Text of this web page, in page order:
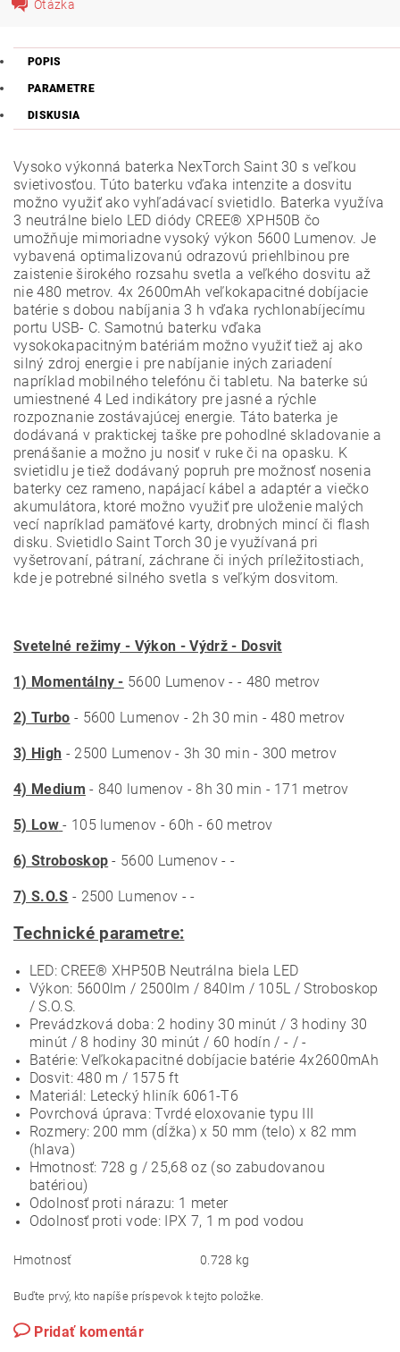
Otázka
POPIS
PARAMETRE
DISKUSIA
Vysoko výkonná baterka NexTorch Saint 30 s veľkou
svietivosťou. Túto baterku vďaka intenzite a dosvitu
možno využiť ako vyhľadávací svietidlo. Baterka využíva
3 neutrálne bielo LED diódy CREE® XPH50B čo
umožňuje mimoriadne vysoký výkon 5600 Lumenov. Je
vybavená optimalizovanú odrazovú priehlbinou pre
zaistenie širokého rozsahu svetla a veľkého dosvitu až
nie 480 metrov. 4x 2600mAh veľkokapacitné dobíjacie
batérie s dobou nabíjania 3 h vďaka rychlonabíjecímu
portu USB- C. Samotnú baterku vďaka
vysokokapacitným batériám možno využiť tiež aj ako
silný zdroj energie i pre nabíjanie iných zariadení
napríklad mobilného telefónu či tabletu. Na baterke sú
umiestnené 4 Led indikátory pre jasné a rýchle
rozpoznanie zostávajúcej energie. Táto baterka je
dodávaná v praktickej taške pre pohodlné skladovanie a
prenášanie a možno ju nosiť v ruke či na opasku. K
svietidlu je tiež dodávaný popruh pre možnosť nosenia
baterky cez rameno, napájací kábel a adaptér a viečko
akumulátora, ktoré možno využiť pre uloženie malých
vecí napríklad pamäťové karty, drobných mincí či flash
disku. Svietidlo Saint Torch 30 je využívaná pri
vyšetrovaní, pátraní, záchrane či iných príležitostiach,
kde je potrebné silného svetla s veľkým dosvitom.
Svetelné režimy - Výkon - Výdrž - Dosvit
1) Momentálny - 5600 Lumenov - - 480 metrov
2) Turbo - 5600 Lumenov - 2h 30 min - 480 metrov
3) High - 2500 Lumenov - 3h 30 min - 300 metrov
4) Medium - 840 lumenov - 8h 30 min - 171 metrov
5) Low - 105 lumenov - 60h - 60 metrov
6) Stroboskop - 5600 Lumenov - -
7) S.O.S - 2500 Lumenov - -
Technické parametre:
LED: CREE® XHP50B Neutrálna biela LED
Výkon: 5600lm / 2500lm / 840lm / 105L / Stroboskop
/ S.O.S.
Prevádzková doba: 2 hodiny 30 minút / 3 hodiny 30
minút / 8 hodiny 30 minút / 60 hodín / - / -
Batérie: Veľkokapacitné dobíjacie batérie 4x2600mAh
Dosvit: 480 m / 1575 ft
Materiál: Letecký hliník 6061-T6
Povrchová úprava: Tvrdé eloxovanie typu III
Rozmery: 200 mm (dĺžka) x 50 mm (telo) x 82 mm
(hlava)
Hmotnosť: 728 g / 25,68 oz (so zabudovanou
batériou)
Odolnosť proti nárazu: 1 meter
Odolnosť proti vode: IPX 7, 1 m pod vodou
Hmotnosť 0.728 kg
Buďte prvý, kto napíše príspevok k tejto položke.
Pridať komentár